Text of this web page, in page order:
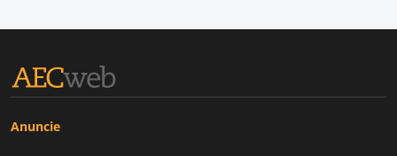
Anuncie